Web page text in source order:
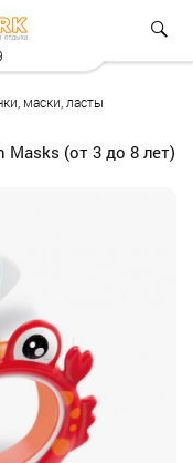
маски, ласты
Masks (от 3 до 8 лет)